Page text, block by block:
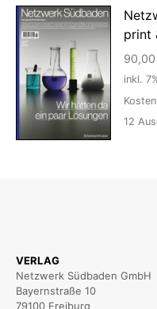
print
90,00
inkl.
12
VERLAG
Netzwerk Südbaden GmbH
Bayernstraße 10
79100 Freiburg